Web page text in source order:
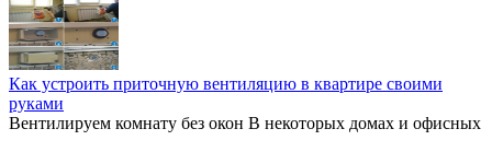
Как устроить приточную вентиляцию в квартире своими
руками
Вентилируем комнату без окон В некоторых домах и офисных